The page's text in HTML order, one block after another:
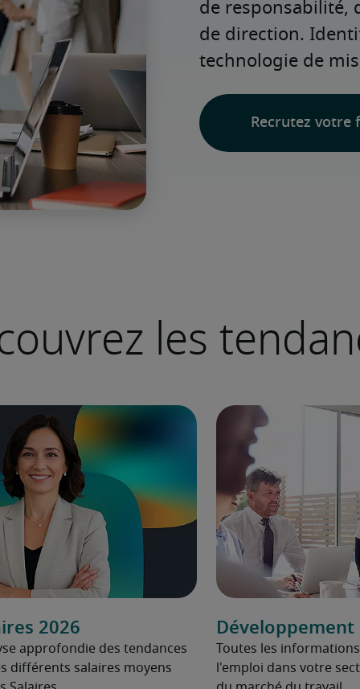
de responsabilité,
de direction.
technologie de
Recrutez votre
les
2026
approfondie des tendances
différents salaires moyens
Toutes les
l'emploi dans votre